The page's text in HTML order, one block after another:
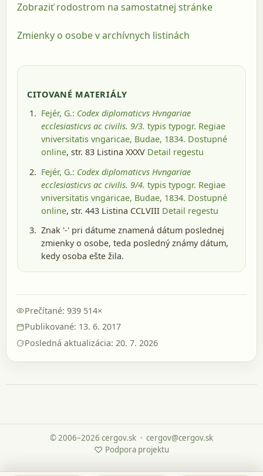
Zobraziť rodostrom na samostatnej stránke
Zmienky o osobe v archívnych listinách
CITOVANÉ MATERIÁLY
Fejér, G.: Codex diplomaticvs Hvngariae
ecclesiasticvs ac civilis. 9/3. typis typogr. Regiae
vniversitatis vngaricae, Budae, 1834. Dostupné
online, str. 83 Listina XXXV Detail regestu
Fejér, G.: Codex diplomaticvs Hvngariae
ecclesiasticvs ac civilis. 9/4. typis typogr. Regiae
vniversitatis vngaricae, Budae, 1834. Dostupné
online, str. 443 Listina CCLVIII Detail regestu
Znak '-' pri dátume znamená dátum poslednej
zmienky o osobe, teda posledný známy dátum,
kedy osoba ešte žila.
Prečítané: 939 514×
Publikované: 13. 6. 2017
Posledná aktualizácia: 20. 7. 2026
© 2006–2026 cergov.sk
♡ Podpora projektu
· cergov@cergov.sk